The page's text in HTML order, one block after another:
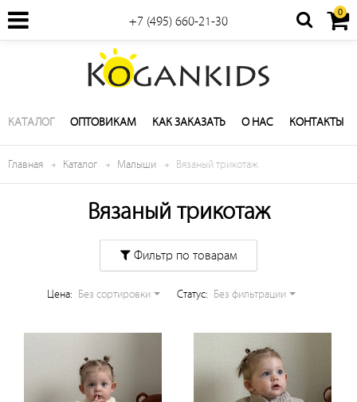
+7 (495) 660-21-30
0
КАТАЛОГ ОПТОВИКАМ КАК ЗАКАЗАТЬ О НАС КОНТАКТЫ
Главная Каталог Малыши Вязаный трикотаж
Вязаный трикотаж
Фильтр по товарам
Цена: Без сортировки Cтатус: Без фильтрации